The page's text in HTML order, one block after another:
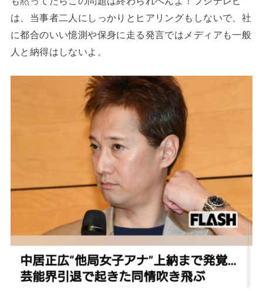
は、当事者二人にしっかりとヒアリングもしないで、社
に都合のいい憶測や保身に走る発言ではメディアも一般
人と納得はしないよ。